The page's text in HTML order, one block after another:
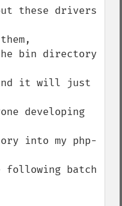
these drivers
bin directory
it will just
developing
into my php-
following batch